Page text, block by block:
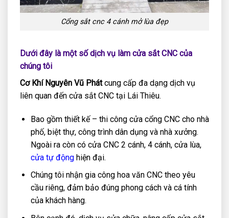
Cổng sắt cnc 4 cánh mở lùa đẹp
Dưới đây là một số dịch vụ làm cửa sắt CNC của
chúng tôi
Cơ Khí Nguyên Vũ Phátcung cấp đa dạng dịch vụ
liên quan đến cửa sắt CNC tại Lái Thiêu.
Bao gồm thiết kế – thi công cửa cổng CNC cho nhà
phố, biệt thự, công trình dân dụng và nhà xưởng.
Ngoài ra còn có cửa CNC 2 cánh, 4 cánh, cửa lùa,
cửa tự độnghiện đại.
Chúng tôi nhận gia công hoa văn CNC theo yêu
cầu riêng, đảm bảo đúng phong cách và cá tính
của khách hàng.